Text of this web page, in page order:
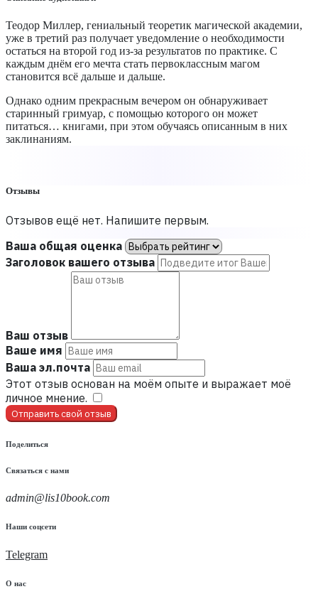
Теодор Миллер, гениальный теоретик магической академии,
уже в третий раз получает уведомление о необходимости
остаться на второй год из-за результатов по практике. С
каждым днём его мечта стать первоклассным магом
становится всё дальше и дальше.
Однако одним прекрасным вечером он обнаруживает
старинный гримуар, с помощью которого он может
питаться… книгами, при этом обучаясь описанным в них
заклинаниям.
Отзывы
Отзывов ещё нет. Напишите первым.
Ваша общая оценка
Заголовок вашего отзыва
Ваш отзыв
Ваше имя
Ваша эл.почта
Этот отзыв основан на моём опыте и выражает моё
личное мнение.
Отправить свой отзыв
Поделиться
Связаться с нами
admin@lis10book.com
Наши соцсети
Telegram
О нас